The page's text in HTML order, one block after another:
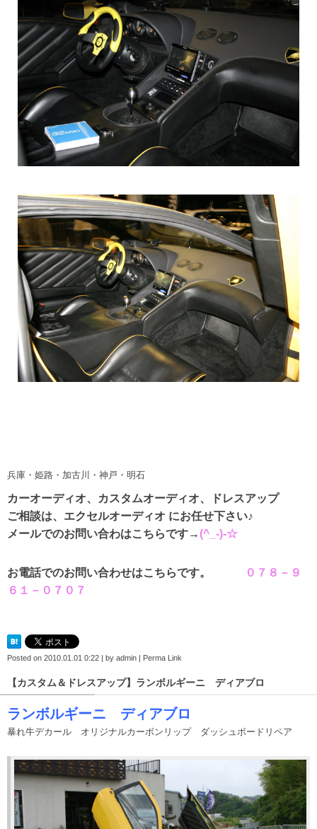
兵庫・姫路・加古川・神戸・明石
カーオーディオ、カスタムオーディオ、ドレスアップ
ご相談は、エクセルオーディオ にお任せ下さい♪
メールでのお問い合わはこちらです→(^_-)-☆
お電話でのお問い合わせはこちらです。
０７８－９
６１－０７０７
Posted on 2010.01.01 0:22 by admin Perma Link
【カスタム＆ドレスアップ】ランボルギーニ ディアブロ
ランボルギーニ ディアブロ
暴れ牛デカール オリジナルカーボンリップ ダッシュボードリペア